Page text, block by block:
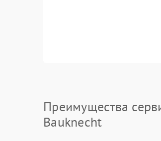
Преимущества
Bauknecht